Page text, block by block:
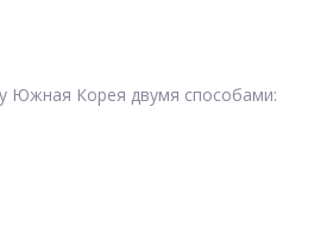
Южная Корея двумя способами: